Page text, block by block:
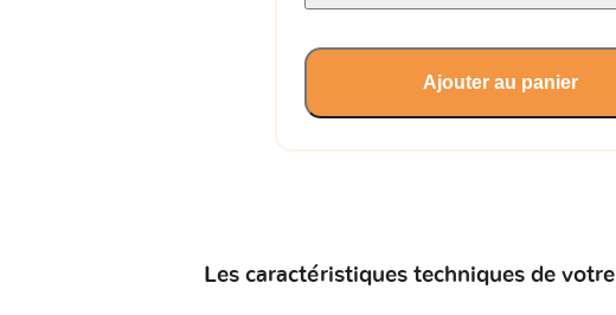
Ajouter au panier
Les caractéristiques techniques de votre